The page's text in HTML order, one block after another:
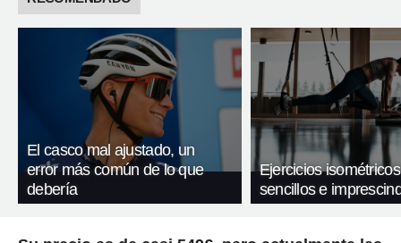
El casco mal ajustado, un
error más común de lo que
debería
Ejercicios
sencillos e